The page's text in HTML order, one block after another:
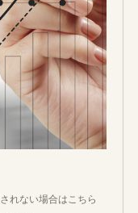
れない場合はこちら